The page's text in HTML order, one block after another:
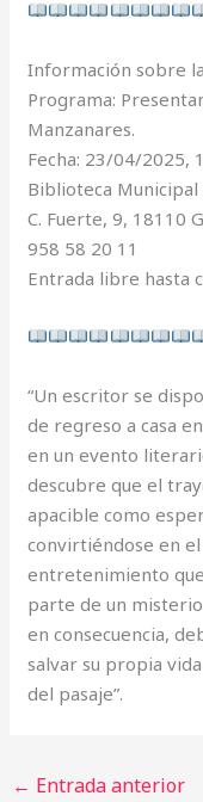
Información sobre
Programa:
Manzanares.
Fecha: 23/04/2025,
Biblioteca Municipal
C. Fuerte, 9, 18110
958 58 20 11
Entrada libre hasta
“Un escritor se
de regreso a casa
en un evento
descubre que el
apacible como
convirtiéndose en
entretenimiento
parte de un
en consecuencia,
salvar su propia
del pasaje”.
← Entrada anterior